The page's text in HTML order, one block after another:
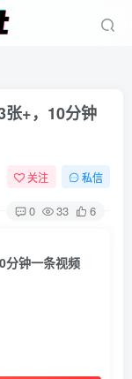
张+，10分钟
关注 私信
0 33 6
分钟一条视频